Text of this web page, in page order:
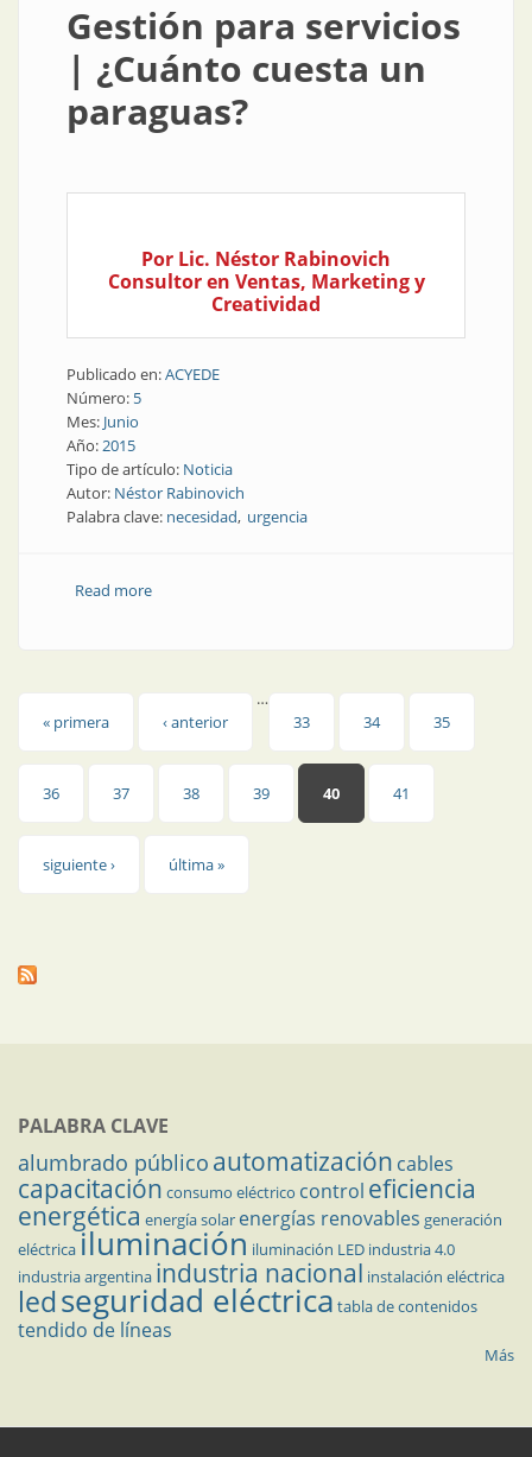
Gestión para servicios
| ¿Cuánto cuesta un
paraguas?
Por Lic. Néstor Rabinovich
Consultor en Ventas, Marketing y
Creatividad
Publicado en:ACYEDE
Número: 5
Mes: Junio
Año:2015
Tipo de artículo: Noticia
Autor: Néstor Rabinovich
Palabra clave: necesidad urgencia
Read moreabout Gestión para servicios | ¿Cuánto cuesta un
Páginas
« primera ‹ anterior
…
33
34 35
36 37 38 39 40 41
siguiente › última »
PALABRA CLAVE
alumbrado público automatización cables
capacitación consumo eléctrico control eficiencia
energética energía solar energías renovables generación
eléctricailuminación iluminación LED industria 4.0
industria argentina industria nacional instalación eléctrica
ledseguridad eléctrica tabla de contenidos
tendido de líneas
Más